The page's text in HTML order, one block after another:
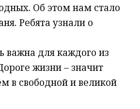
Об этом нам стало
Ребята узнали о
для каждого из
жизни – значит
в свободной и великой